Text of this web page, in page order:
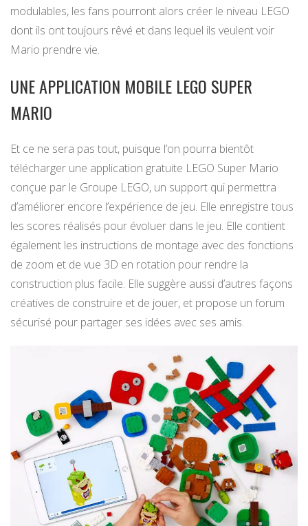
modulables, les fans pourront alors créer le niveau LEGO
dont ils ont toujours rêvé et dans lequel ils veulent voir
Mario prendre vie.
UNE APPLICATION MOBILE LEGO SUPER
MARIO
Et ce ne sera pas tout, puisque l’on pourra bientôt
télécharger une application gratuite LEGO Super Mario
conçue par le Groupe LEGO, un support qui permettra
d’améliorer encore l’expérience de jeu. Elle enregistre tous
les scores réalisés pour évoluer dans le jeu. Elle contient
également les instructions de montage avec des fonctions
de zoom et de vue 3D en rotation pour rendre la
construction plus facile. Elle suggère aussi d’autres façons
créatives de construire et de jouer, et propose un forum
sécurisé pour partager ses idées avec ses amis.